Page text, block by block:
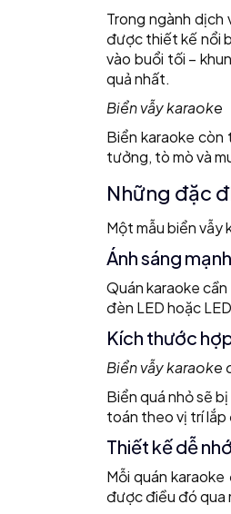
Trong ngành dịch
được thiết kế nổi
vào buổi tối –
quả nhất.
Biển vẫy karaoke
Biển karaoke
tưởng, tò mò và
Những đặc
Một mẫu biển vẫy
Ánh sáng
Quán karaoke
đèn LED hoặc
Kích thước
Biển vẫy karaoke
Biển quá nhỏ sẽ
toán theo vị trí lắp
Thiết kế dễ
Mỗi quán
được điều đó qua